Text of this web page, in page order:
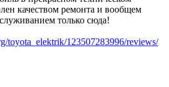
качеством ремонта и вообщем
только сюда!
toyota_elektrik/123507283996/reviews/